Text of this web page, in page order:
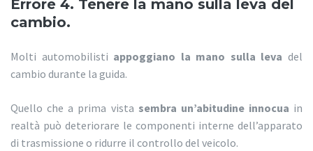
Errore 4. Tenere la mano sulla leva del
cambio.
Molti automobilisti appoggiano la mano sulla leva del
cambio durante la guida.
Quello che a prima vista sembra un’abitudine innocua in
realtà può deteriorare le componenti interne dell’apparato
di trasmissione o ridurre il controllo del veicolo.